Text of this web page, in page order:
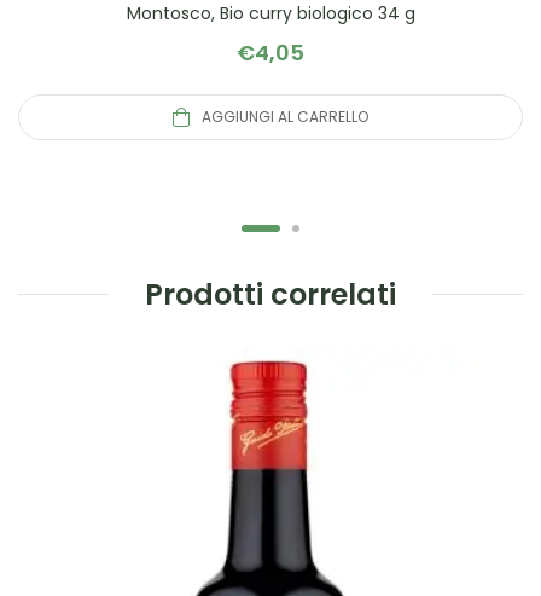
Montosco, Bio curry biologico 34 g
€4,05
AGGIUNGI AL CARRELLO
Prodotti correlati